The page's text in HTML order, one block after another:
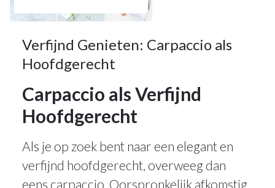
Verfijnd Genieten: Carpaccio als
Hoofdgerecht
Carpaccio als Verfijnd
Hoofdgerecht
Als je op zoek bent naar een elegant en
verfijnd hoofdgerecht, overweeg dan
eens carpaccio. Oorspronkelijk afkomstig